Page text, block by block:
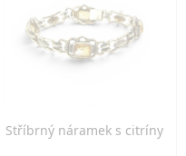
Stříbrný náramek s citríny